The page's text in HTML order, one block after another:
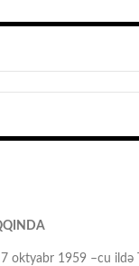
oktyabr 1959 –cu ildə